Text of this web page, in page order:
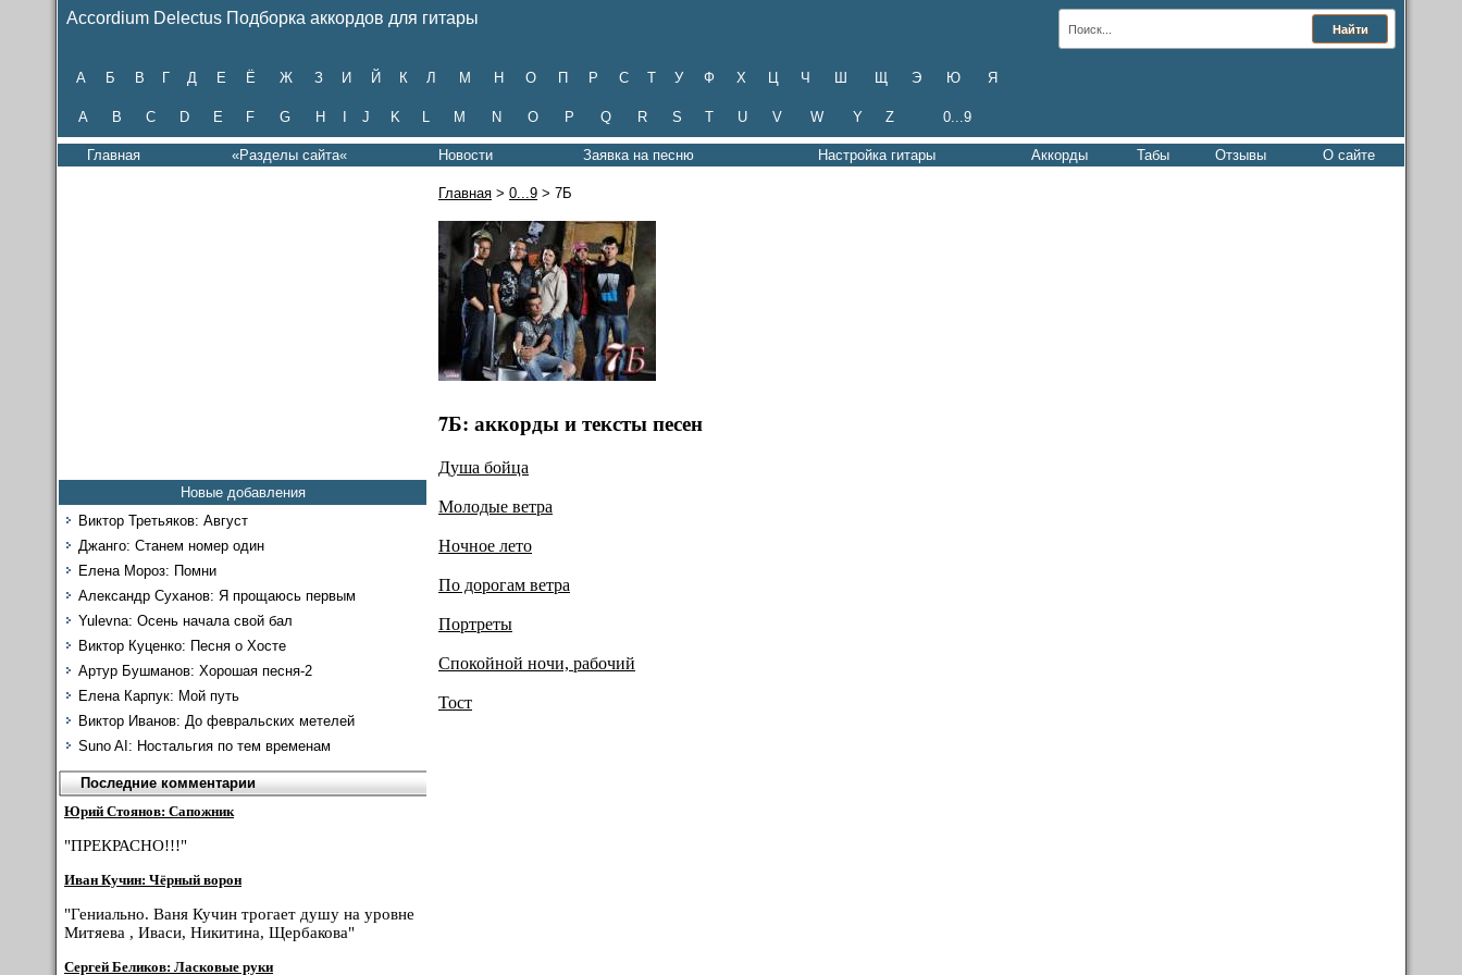
Accordium Delectus Подборка аккордов для гитары
А Б В Г Д Е Ё Ж З И Й К Л М Н О П Р С Т У Ф Х Ц Ч Ш Щ Э Ю Я
A B C D E F G H J K L M N O P Q R S T U V W Y Z 0...9
Главная «Разделы сайта« Новости Заявка на песню Настройка гитары Аккорды Табы Отзывы О сайте
Новые добавления
Виктор Третьяков: Август
Джанго: Станем номер один
Елена Мороз: Помни
Александр Суханов: Я прощаюсь первым
Yulevna: Осень начала свой бал
Виктор Куценко: Песня о Хосте
Артур Бушманов: Хорошая песня-2
Елена Карпук: Мой путь
Виктор Иванов: До февральских метелей
Suno AI: Ностальгия по тем временам
Последние комментарии
Юрий Стоянов: Сапожник
"ПРЕКРАСНО!!!"
Иван Кучин: Чёрный ворон
"Гениально. Ваня Кучин трогает душу на уровне
Митяева , Иваси, Никитина, Щербакова"
Сергей Беликов: Ласковые руки
Главная > 0...9 > 7Б
7Б: аккорды и тексты песен
Душа бойца
Молодые ветра
Ночное лето
По дорогам ветра
Портреты
Спокойной ночи, рабочий
Тост